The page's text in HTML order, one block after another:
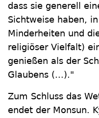
dass sie generell
Sichtweise haben,
Minderheiten und
religiöser Vielfalt)
genießen als der
Glaubens (...)."
Zum Schluss das
endet der Monsun.